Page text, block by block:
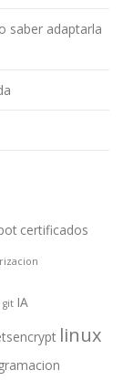
saber adaptarla
certificados
git IA
linux